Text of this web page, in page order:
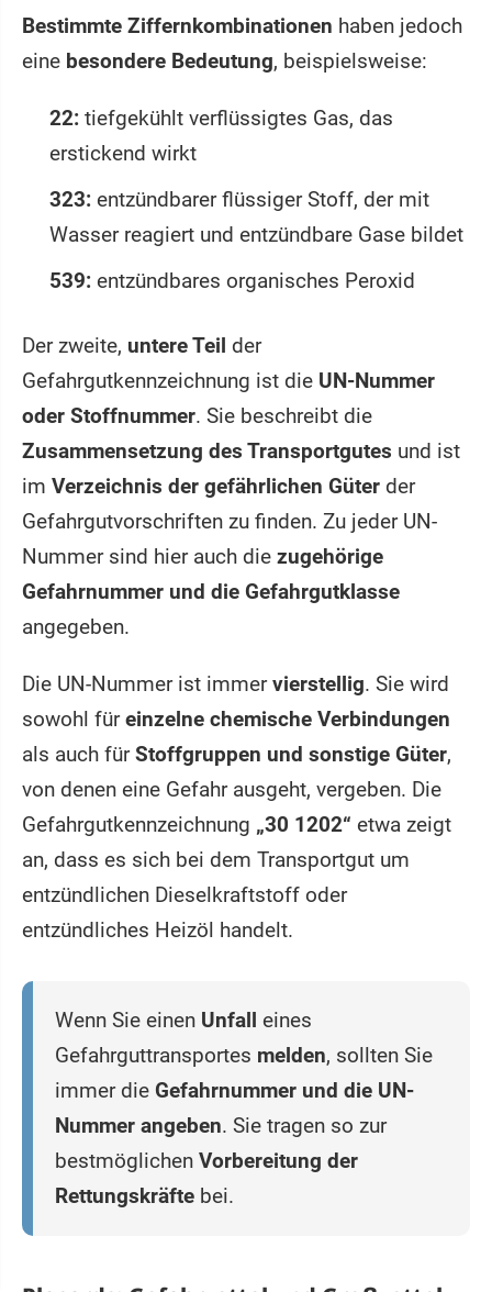
Bestimmte Ziffernkombinationen haben jedoch
eine besondere Bedeutung, beispielsweise:
22: tiefgekühlt verflüssigtes Gas, das
erstickend wirkt
323: entzündbarer flüssiger Stoff, der mit
Wasser reagiert und entzündbare Gase bildet
539: entzündbares organisches Peroxid
Der zweite, untere Teil der
Gefahrgutkennzeichnung ist die UN-Nummer
oder Stoffnummer. Sie beschreibt die
Zusammensetzung des Transportgutes und ist
im Verzeichnis der gefährlichen Güter der
Gefahrgutvorschriften zu finden. Zu jeder UN-
Nummer sind hier auch die zugehörige
Gefahrnummer und die Gefahrgutklasse
angegeben.
Die UN-Nummer ist immervierstellig. Sie wird
sowohl füreinzelne chemische Verbindungen
als auch fürStoffgruppen und sonstige Güter,
von denen eine Gefahr ausgeht, vergeben. Die
Gefahrgutkennzeichnung „30 1202“ etwa zeigt
an, dass es sich bei dem Transportgut um
entzündlichen Dieselkraftstoff oder
entzündliches Heizöl handelt.
Wenn Sie einen Unfall eines
Gefahrguttransportes melden, sollten Sie
immer die Gefahrnummer und die UN-
Nummer angeben. Sie tragen so zur
bestmöglichen Vorbereitung der
Rettungskräfte bei.